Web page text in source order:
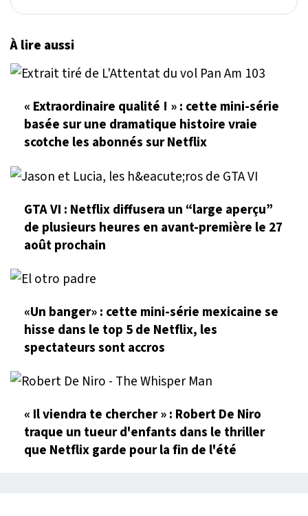
À lire aussi
« Extraordinaire qualité ! » : cette mini-série
basée sur une dramatique histoire vraie
scotche les abonnés sur Netflix
GTA VI : Netflix diffusera un “large aperçu”
de plusieurs heures en avant-première le 27
août prochain
«Un banger» : cette mini-série mexicaine se
hisse dans le top 5 de Netflix, les
spectateurs sont accros
« Il viendra te chercher » : Robert De Niro
traque un tueur d'enfants dans le thriller
que Netflix garde pour la fin de l'été